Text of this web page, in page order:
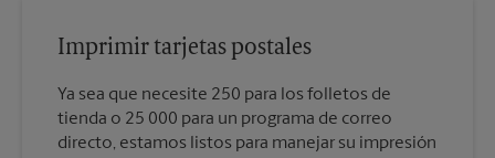
Imprimir tarjetas postales
Ya sea que necesite 250 para los folletos de
tienda o 25 000 para un programa de correo
directo, estamos listos para manejar su impresión